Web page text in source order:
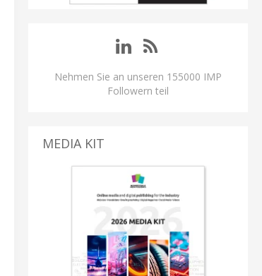
Nehmen Sie an unseren 155000 IMP
Followern teil
MEDIA KIT